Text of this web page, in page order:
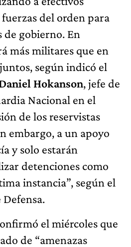
del orden para
de gobierno. En
más militares que en
según indicó el
Hokanson, jefe de
Nacional en el
de los reservistas
embargo, a un apoyo
y solo estarán
detenciones como
instancia”, según el
el miércoles que
de “amenazas